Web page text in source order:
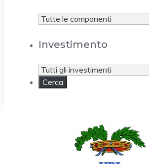
Investimento